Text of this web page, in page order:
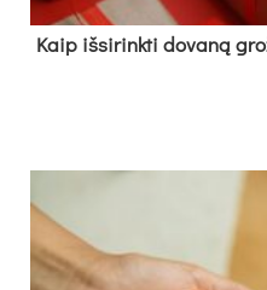
Kaip išsirinkti dovaną